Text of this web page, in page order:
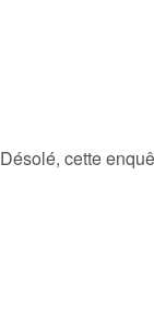
Désolé, cette